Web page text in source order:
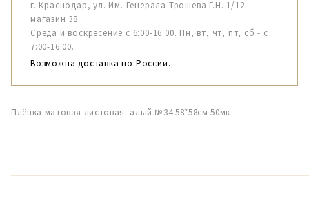
г. Краснодар, ул. Им. Генерала Трошева Г.Н. 1/12
магазин 38.
Среда и воскресение с 6:00-16:00. Пн, вт, чт, пт, сб - с
7:00-16:00.
Возможна доставка по России.
Плёнка матовая листовая алый №34 58*58см 50мк